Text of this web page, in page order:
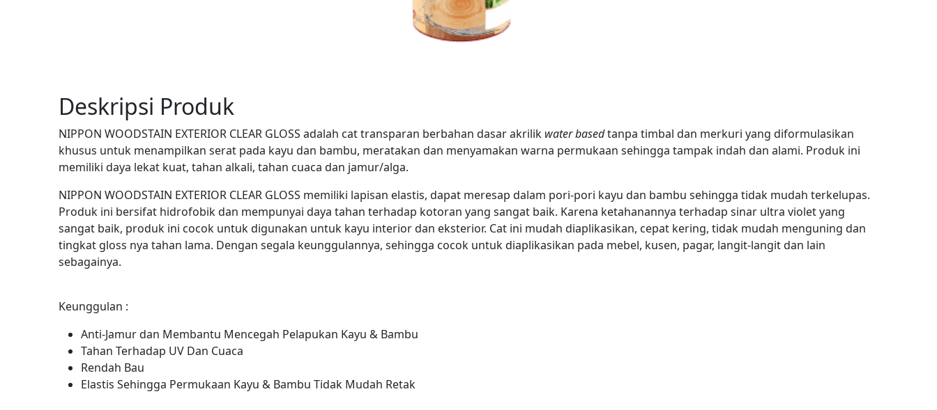
Deskripsi Produk
NIPPON WOODSTAIN EXTERIOR CLEAR GLOSS adalah cat transparan berbahan dasar akrilik water basedtanpa timbal dan merkuri yang diformulasikan
khusus untuk menampilkan serat pada kayu dan bambu, meratakan dan menyamakan warna permukaan sehingga tampak indah dan alami. Produk ini
memiliki daya lekat kuat, tahan alkali, tahan cuaca dan jamur/alga.
NIPPON WOODSTAIN EXTERIOR CLEAR GLOSS memiliki lapisan elastis, dapat meresap dalam pori-pori kayu dan bambu sehingga tidak mudah terkelupas.
Produk ini bersifat hidrofobik dan mempunyai daya tahan terhadap kotoran yang sangat baik. Karena ketahanannya terhadap sinar ultra violet yang
sangat baik, produk ini cocok untuk digunakan untuk kayu interior dan eksterior. Cat ini mudah diaplikasikan, cepat kering, tidak mudah menguning dan
tingkat gloss nya tahan lama. Dengan segala keunggulannya, sehingga cocok untuk diaplikasikan pada mebel, kusen, pagar, langit-langit dan lain
sebagainya.
Keunggulan :
Anti-Jamur dan Membantu Mencegah Pelapukan Kayu & Bambu
Tahan Terhadap UV Dan Cuaca
Rendah Bau
Elastis Sehingga Permukaan Kayu & Bambu Tidak Mudah Retak